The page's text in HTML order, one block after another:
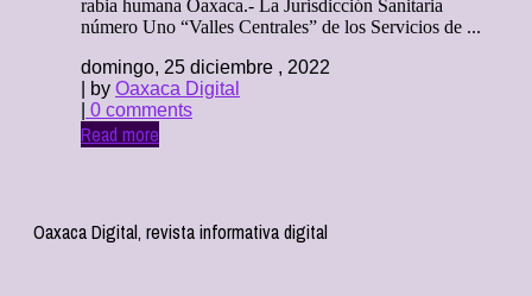
rabia humana Oaxaca.- La Jurisdicción Sanitaria
número Uno “Valles Centrales” de los Servicios de ...
domingo, 25 diciembre , 2022
| by Oaxaca Digital
0 comments
Read more
Oaxaca Digital, revista informativa digital